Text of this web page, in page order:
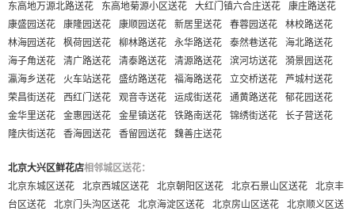
东高地万源北路送花
东高地菊源小区送花 大红门镇六合庄送花
康庄路送花
康盛园送花
康隆园送花 康顺园送花 新居里送花 春蓉园送花
林校路送花
林海园送花
枫荷园送花 柳林路送花 永华路送花 泰然巷送花
海北路送花
海子角送花
清广路送花 清泰路送花 清源路送花 滨河坊送花
漪景园送花
瀛海乡送花
火车站送花 盛纺路送花 福海路送花 立交桥送花
芦城村送花
荣昌街送花
西红门送花 观音寺送花 运成街送花 通黄路送花
郁花园送花
金华里送花
金惠园送花 金星镇送花 铁路南送花 锦绣街送花
长子营送花
隆庆街送花
香海园送花 香留园送花 魏善庄送花
北京大兴区鲜花店相邻城区送花：
北京东城区送花
北京西城区送花 北京朝阳区送花 北京石景山区送花
北京丰
台区送花
北京门头沟区送花 北京海淀区送花 北京房山区送花
北京顺义区送